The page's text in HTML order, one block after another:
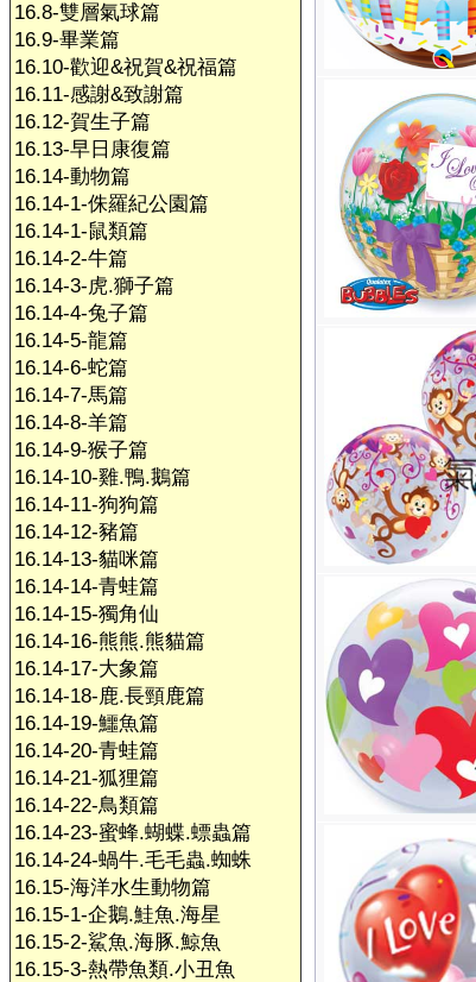
16.8-雙層氣球篇
16.9-畢業篇
16.10-歡迎&祝賀&祝福篇
16.11-感謝&致謝篇
16.12-賀生子篇
16.13-早日康復篇
16.14-動物篇
16.14-1-侏羅紀公園篇
16.14-1-鼠類篇
16.14-2-牛篇
16.14-3-虎.獅子篇
16.14-4-兔子篇
16.14-5-龍篇
16.14-6-蛇篇
16.14-7-馬篇
16.14-8-羊篇
16.14-9-猴子篇
16.14-10-雞.鴨.鵝篇
16.14-11-狗狗篇
16.14-12-豬篇
16.14-13-貓咪篇
16.14-14-青蛙篇
16.14-15-獨角仙
16.14-16-熊熊.熊貓篇
16.14-17-大象篇
16.14-18-鹿.長頸鹿篇
16.14-19-鱷魚篇
16.14-20-青蛙篇
16.14-21-狐狸篇
16.14-22-鳥類篇
16.14-23-蜜蜂.蝴蝶.螵蟲篇
16.14-24-蝸牛.毛毛蟲.蜘蛛
16.15-海洋水生動物篇
16.15-1-企鵝.鮭魚.海星
16.15-2-鯊魚.海豚.鯨魚
16.15-3-熱帶魚類.小丑魚